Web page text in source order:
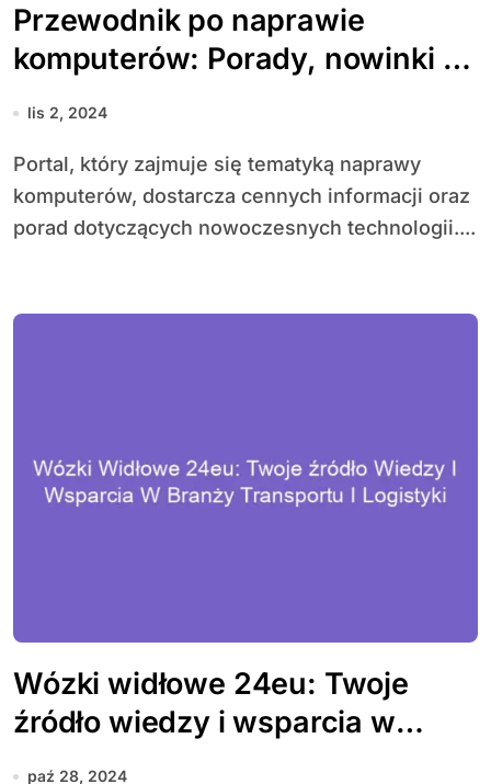
Przewodnik po naprawie
komputerów: Porady, nowinki i
interaktywność w świecie
lis 2, 2024
Portal, który zajmuje się tematyką naprawy
komputerów, dostarcza cennych informacji oraz
porad dotyczących nowoczesnych technologii....
Wózki widłowe 24eu: Twoje
źródło wiedzy i wsparcia w
branży transportu i logistyki
paź 28, 2024